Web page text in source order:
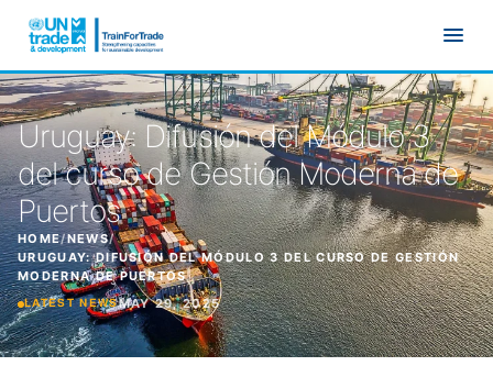
Uruguay: Difusión del Módulo 3
del curso de Gestión Moderna de
Puertos
HOME/NEWS/
URUGUAY: DIFUSIÓN DEL MÓDULO 3 DEL CURSO DE GESTIÓN
MODERNA DE PUERTOS
LATEST NEWSMAY 29, 2025